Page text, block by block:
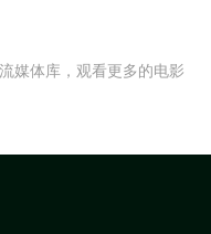
媒体库，观看更多的电影